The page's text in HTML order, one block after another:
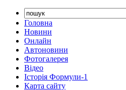
Головна
Новини
Онлайн
Автоновини
Фотогалерея
Відео
Історія Формули-1
Карта сайту